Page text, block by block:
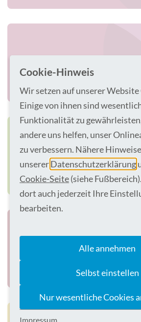
Hernienzentrum Ahaus
Kontinenz- und Beckenbodenzentrum
Cookie-Hinweis
Wir setzen auf unserer Website
Einige von ihnen sind
Funktionalität zu
andere uns helfen, unser
zu verbessern. Nähere
unsererDatenschutzerklärung
Cookie-Seite(siehe
dort auch jederzeit Ihre
bearbeiten.
Alle annehmen
Selbst einstellen
Nur wesentliche Cookies
Impressum